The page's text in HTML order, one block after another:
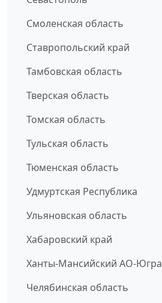
Смоленская область
Ставропольский край
Тамбовская область
Тверская область
Томская область
Тульская область
Тюменская область
Удмуртская Республика
Ульяновская область
Хабаровский край
Ханты-Мансийский АО-Югра
Челябинская область